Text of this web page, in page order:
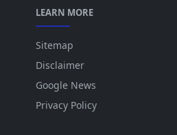
LEARN MORE
Sitemap
Disclaimer
Google News
Privacy Policy